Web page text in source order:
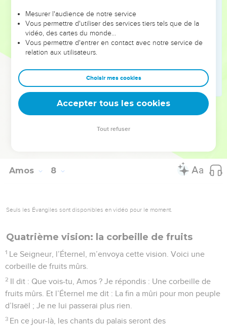
Va, prophétise à mon peuple d’Israël.
Écoute maintenant la parole de l’Éternel, toi qui dis : Ne
prophétise pas sur Israël et ne bavarde pas sur la maison
d’Isaac.
A cause de cela, voici ce que dit l’Éternel : Ta femme se
prostituera dans la ville, tes fils et tes filles tomberont par
l’épée, ta terre sera partagée au cordeau ; toi, tu mourras sur
une terre impure, et Israël sera déporté loin de sa terre.
© Société biblique française – Bibli’O, 1978, avec autorisation. Pour vous procurer
Amos 8
Seuls les Évangiles sont disponibles en vidéo pour le moment.
Quatrième vision: la corbeille de fruits
1 Le Seigneur, l’Éternel, m’envoya cette vision. Voici une
corbeille de fruits mûrs.
2 Il dit : Que vois-tu, Amos ? Je répondis : Une corbeille de
fruits mûrs. Et l’Éternel me dit : La fin a mûri pour mon peuple
d’Israël ; Je ne lui passerai plus rien.
3 En ce jour-là, les chants du palais seront des
Mesurer l'audience de notre service
Vous permettre d'utiliser des services tiers tels que de la
vidéo, des cartes du monde…
Vous permettre d'entrer en contact avec notre service de
relation aux utilisateurs.
Choisir mes cookies
Accepter tous les cookies
Tout refuser